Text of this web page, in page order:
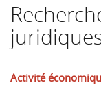
Activité